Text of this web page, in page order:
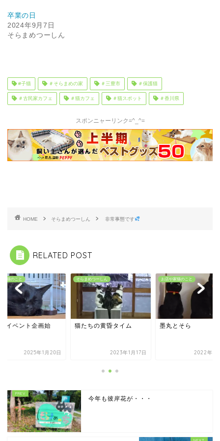
卒業の日
2024年9月7日
そらまめつーしん
#子猫 ＃そらまめの家 ＃三豊市 ＃保護猫
＃古民家カフェ ＃猫カフェ ＃猫スポット ＃香川県
スポンニャーリンク=^_^=
HOME そらまめつーしん 非常事態です
RELATED POST
家猫のこと
イベント企画始
2025年1月20日
そらまめつーしん
猫たちの黄昏タイム
2023年1月17日
お店や家猫のこと
墨丸とそら
2022年9
今年も彼岸花が・・・